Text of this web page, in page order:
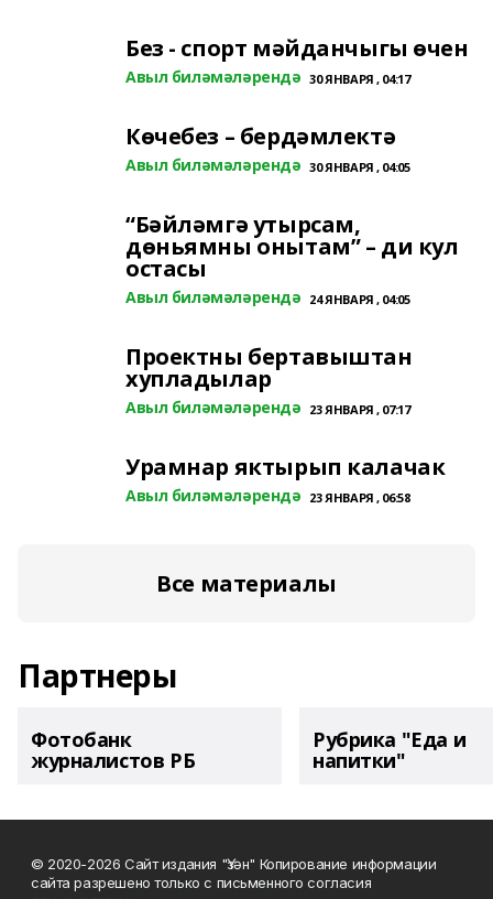
Без - спорт мәйданчыгы өчен
Авыл биләмәләрендә 30 ЯНВАРЯ , 04:17
Көчебез – бердәмлектә
Авыл биләмәләрендә 30 ЯНВАРЯ , 04:05
“Бәйләмгә утырсам,
дөньямны онытам” – ди кул
остасы
Авыл биләмәләрендә 24 ЯНВАРЯ , 04:05
Проектны бертавыштан
хупладылар
Авыл биләмәләрендә 23 ЯНВАРЯ , 07:17
Урамнар яктырып калачак
Авыл биләмәләрендә 23 ЯНВАРЯ , 06:58
Все материалы
Партнеры
Фотобанк
журналистов РБ
Рубрика "Еда и
напитки"
© 2020-2026 Сайт издания "Үзән" Копирование информации
сайта разрешено только с письменного согласия